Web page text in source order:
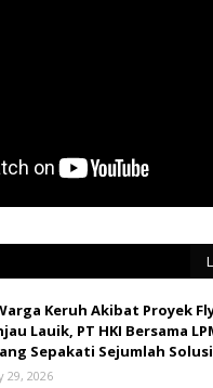
Keruh Akibat Proyek
Lauik, PT HKI Bersama
Sepakati Sejumlah Solusi
29, 2026